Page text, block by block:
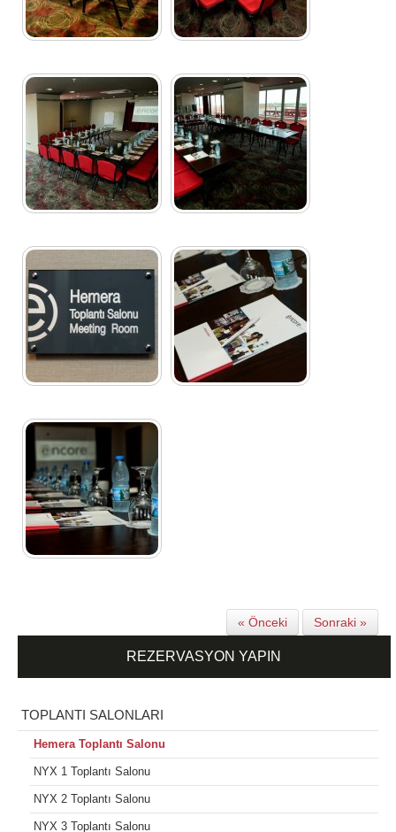
« Önceki Sonraki »
REZERVASYON YAPIN
TOPLANTI SALONLARI
Hemera Toplantı Salonu
NYX 1 Toplantı Salonu
NYX 2 Toplantı Salonu
NYX 3 Toplantı Salonu